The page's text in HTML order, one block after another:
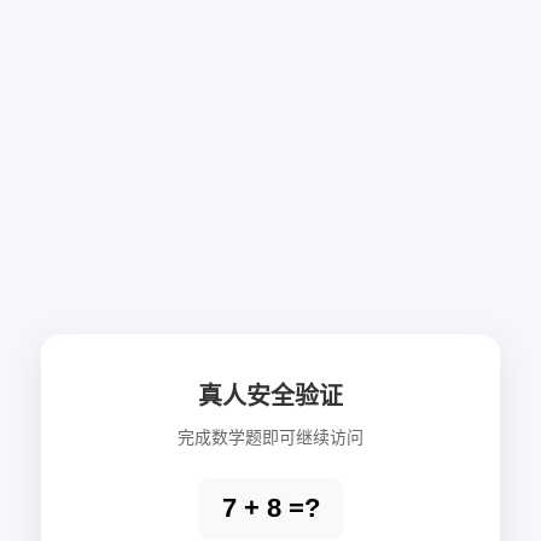
真人安全验证
完成数学题即可继续访问
7 + 8 =?